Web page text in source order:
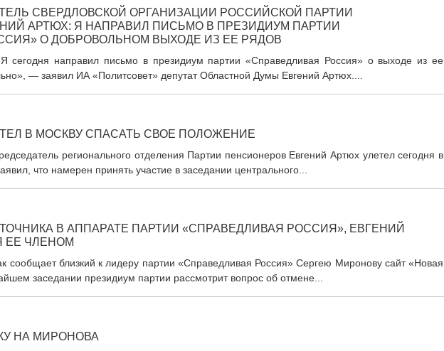
СВЕРДЛОВСКОЙ ОРГАНИЗАЦИИ РОССИЙСКОЙ ПАРТИИ
АРТЮХ: Я НАПРАВИЛ ПИСЬМО В ПРЕЗИДИУМ ПАРТИИ
О ДОБРОВОЛЬНОМ ВЫХОДЕ ИЗ ЕЕ РЯДОВ
сегодня направил письмо в президиум партии «Справедливая Россия» о выходе из ее
— заявил ИА «Политсовет» депутат Областной Думы Евгений Артюх....
В МОСКВУ СПАСАТЬ СВОЕ ПОЛОЖЕНИЕ
регионального отделения Партии пенсионеров Евгений Артюх улетел сегодня в
что намерен принять участие в заседании центрального...
В АППАРАТЕ ПАРТИИ «СПРАВЕДЛИВАЯ РОССИЯ», ЕВГЕНИЙ
ЕЕ ЧЛЕНОМ
сообщает близкий к лидеру партии «Справедливая Россия» Сергею Миронову сайт «Новая
заседании президиум партии рассмотрит вопрос об отмене...
НА МИРОНОВА